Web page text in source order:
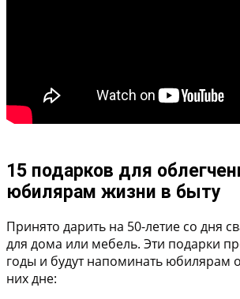
15 подарков для
юбилярам жизни в быту
Принято дарить на 50-летие со дня
для дома или мебель. Эти подарки
годы и будут напоминать юбилярам
них дне: